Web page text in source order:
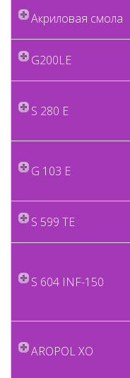
Акриловая смола
G200LE
S 280 E
G 103 E
S 599 TE
S 604 INF-150
AROPOL XO